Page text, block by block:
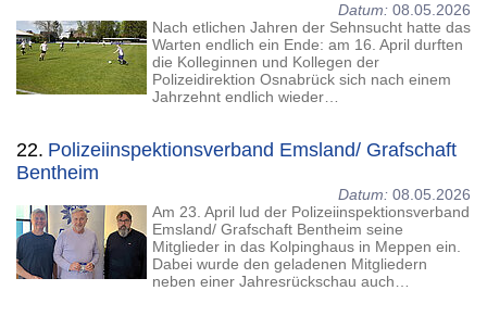
Datum: 08.05.2026
Nach etlichen Jahren der Sehnsucht hatte das
Warten endlich ein Ende: am 16. April durften
die Kolleginnen und Kollegen der
Polizeidirektion Osnabrück sich nach einem
Jahrzehnt endlich wieder…
22. Polizeiinspektionsverband Emsland/ Grafschaft
Bentheim
Datum: 08.05.2026
Am 23. April lud der Polizeiinspektionsverband
Emsland/ Grafschaft Bentheim seine
Mitglieder in das Kolpinghaus in Meppen ein.
Dabei wurde den geladenen Mitgliedern
neben einer Jahresrückschau auch…